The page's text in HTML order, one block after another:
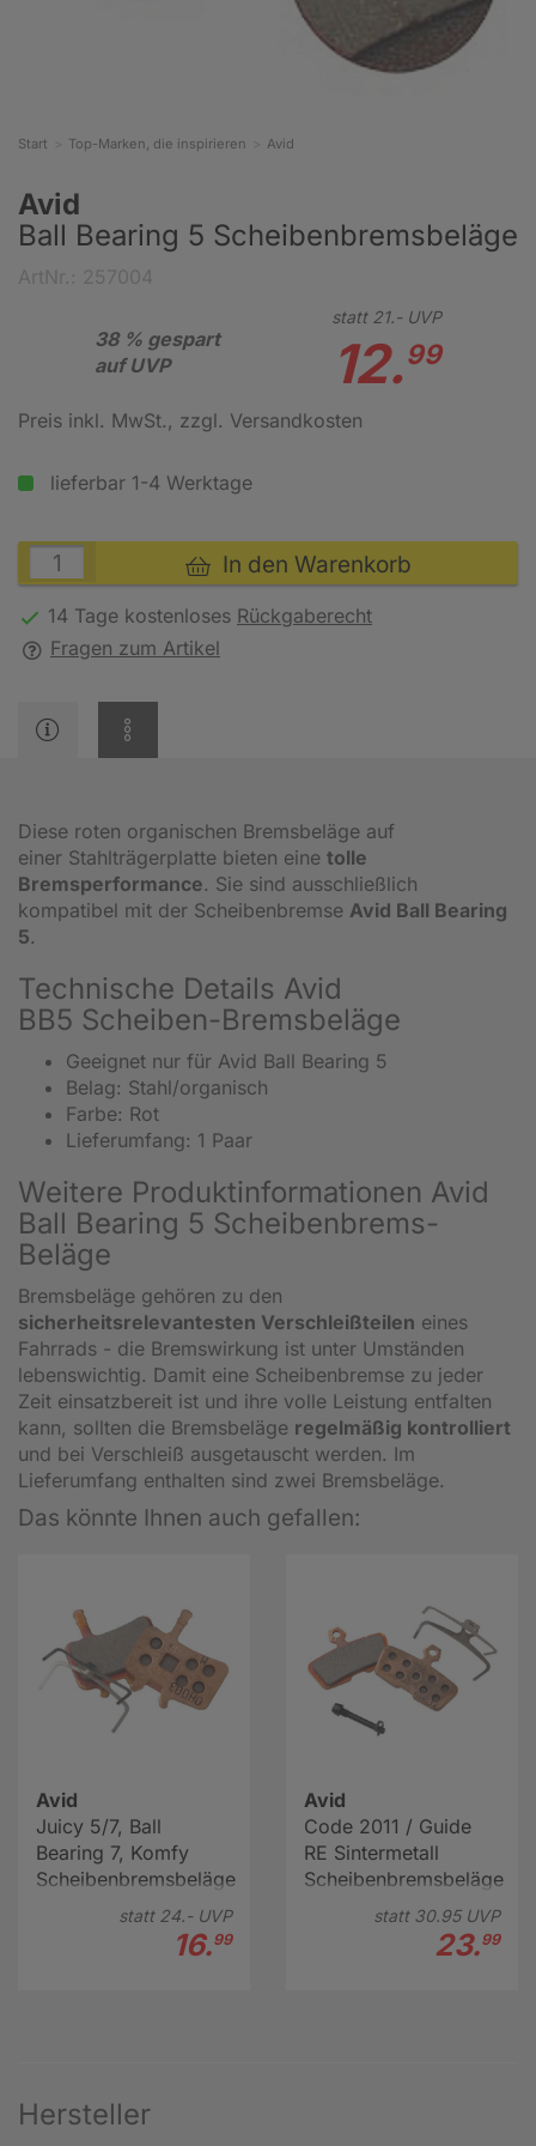
Start Top-Marken, die inspirieren Avid
Avid
Ball Bearing 5 Scheibenbremsbeläge
38 % gespart
auf UVP
statt 21.-UVP
12.99
Preis inkl. MwSt., zzgl. Versandkosten
lieferbar 1-4 Werktage
In den Warenkorb
14 Tage kostenloses Rückgaberecht
Fragen zum Artikel
Diese roten organischen Bremsbeläge auf
einer Stahlträgerplatte bieten eine tolle
Bremsperformance. Sie sind ausschließlich
kompatibel mit der Scheibenbremse Avid Ball Bearing
5.
Technische Details Avid
BB5 Scheiben-Bremsbeläge
Geeignet nur für Avid Ball Bearing 5
Belag: Stahl/organisch
Farbe: Rot
Lieferumfang: 1 Paar
Weitere Produktinformationen Avid
Ball Bearing 5 Scheibenbrems-
Beläge
Bremsbeläge gehören zu den
sicherheitsrelevantesten Verschleißteilen eines
Fahrrads - die Bremswirkung ist unter Umständen
lebenswichtig. Damit eine Scheibenbremse zu jeder
Zeit einsatzbereit ist und ihre volle Leistung entfalten
kann, sollten die Bremsbeläge regelmäßig kontrolliert
und bei Verschleiß ausgetauscht werden. Im
Lieferumfang enthalten sind zwei Bremsbeläge.
Das könnte Ihnen auch gefallen:
Avid
Juicy 5/7, Ball
Bearing 7, Komfy
Scheibenbremsbeläge
statt 24.-UVP
16.99
Avid
Code 2011 / Guide
RE Sintermetall
Scheibenbremsbeläge
statt 30.95UVP
23.99
Hersteller